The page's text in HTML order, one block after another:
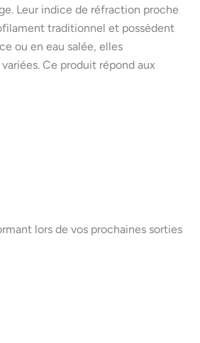
Leur indice de réfraction proche
traditionnel et possèdent
ou en eau salée, elles
Ce produit répond aux
lors de vos prochaines sorties